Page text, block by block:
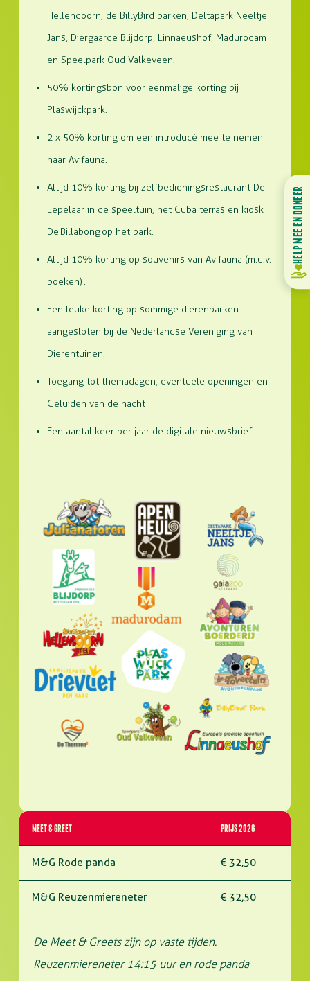
Hellendoorn, de BillyBird parken, Deltapark Neeltje
Jans, Diergaarde Blijdorp, Linnaeushof, Madurodam
en Speelpark Oud Valkeveen.
50% kortingsbon voor eenmalige korting bij
Plaswijckpark.
2 x 50% korting om een introducé mee te nemen
naar Avifauna.
Altijd 10% korting bij zelfbedieningsrestaurant De
Lepelaar in de speeltuin, het Cuba terras en kiosk
De Billabong op het park.
Altijd 10% korting op souvenirs van Avifauna (m.u.v.
boeken) .
Een leuke korting op sommige dierenparken
aangesloten bij de Nederlandse Vereniging van
Dierentuinen.
Toegang tot themadagen, eventuele openingen en
Geluiden van de nacht
Een aantal keer per jaar de digitale nieuwsbrief.
MEET & GREET PRIJS 2026
M&G Rode panda € 32,50
M&G Reuzenmiereneter € 32,50
De Meet & Greets zijn op vaste tijden.
Reuzenmiereneter 14:15 uur en rode panda
HELP MEE EN DONEER